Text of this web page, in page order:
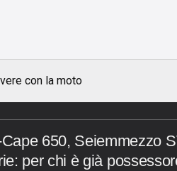
con la moto
650, Seiemmezzo
per chi è già